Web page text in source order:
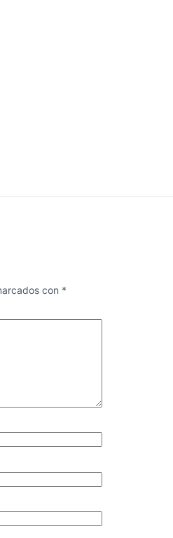
con *